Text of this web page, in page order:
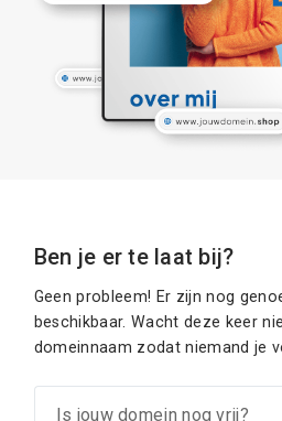
Ben je er te laat bij?
Geen probleem! Er zijn nog
beschikbaar. Wacht deze keer
domeinnaam zodat niemand je